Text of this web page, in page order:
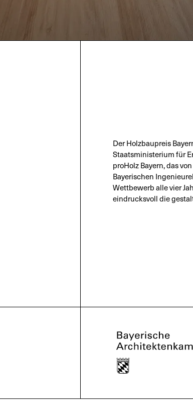
Der Holzbaupreis
Staatsministerium für
proHolz Bayern, das
Bayerischen
Wettbewerb alle vier
eindrucksvoll die